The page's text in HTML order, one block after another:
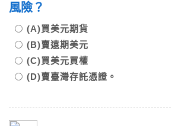
風險？
(A)買美元期貨
(B)賣遠期美元
(C)買美元買權
(D)賣臺灣存託憑證。